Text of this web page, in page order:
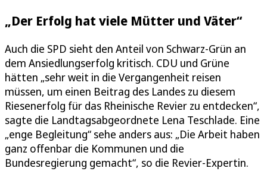
„Der Erfolg hat viele Mütter und Väter“
Auch die SPD sieht den Anteil von Schwarz-Grün an
dem Ansiedlungserfolg kritisch. CDU und Grüne
hätten „sehr weit in die Vergangenheit reisen
müssen, um einen Beitrag des Landes zu diesem
Riesenerfolg für das Rheinische Revier zu entdecken“,
sagte die Landtagsabgeordnete Lena Teschlade. Eine
„enge Begleitung“ sehe anders aus: „Die Arbeit haben
ganz offenbar die Kommunen und die
Bundesregierung gemacht“, so die Revier-Expertin.